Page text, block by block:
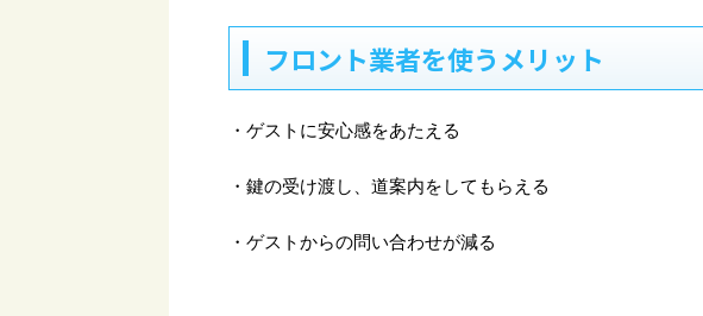
フロント業者を使うメリット
・ゲストに安心感をあたえる
・鍵の受け渡し、道案内をしてもらえる
・ゲストからの問い合わせが減る